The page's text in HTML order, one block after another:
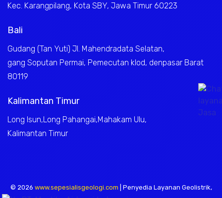
Kec. Karangpilang, Kota SBY, Jawa Timur 60223
Bali
Gudang (Tan Yuti) Jl. Mahendradata Selatan,
gang Soputan Permai, Pemecutan klod, denpasar Barat
80119
Kalimantan Timur
Long Isun,Long Pahangai,Mahakam Ulu,
Kalimantan Timur
© 2026 www.sepesialisgeologi.com | Penyedia Layanan Geolistrik,